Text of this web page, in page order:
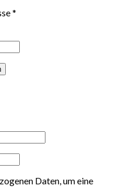
*
Daten, um eine